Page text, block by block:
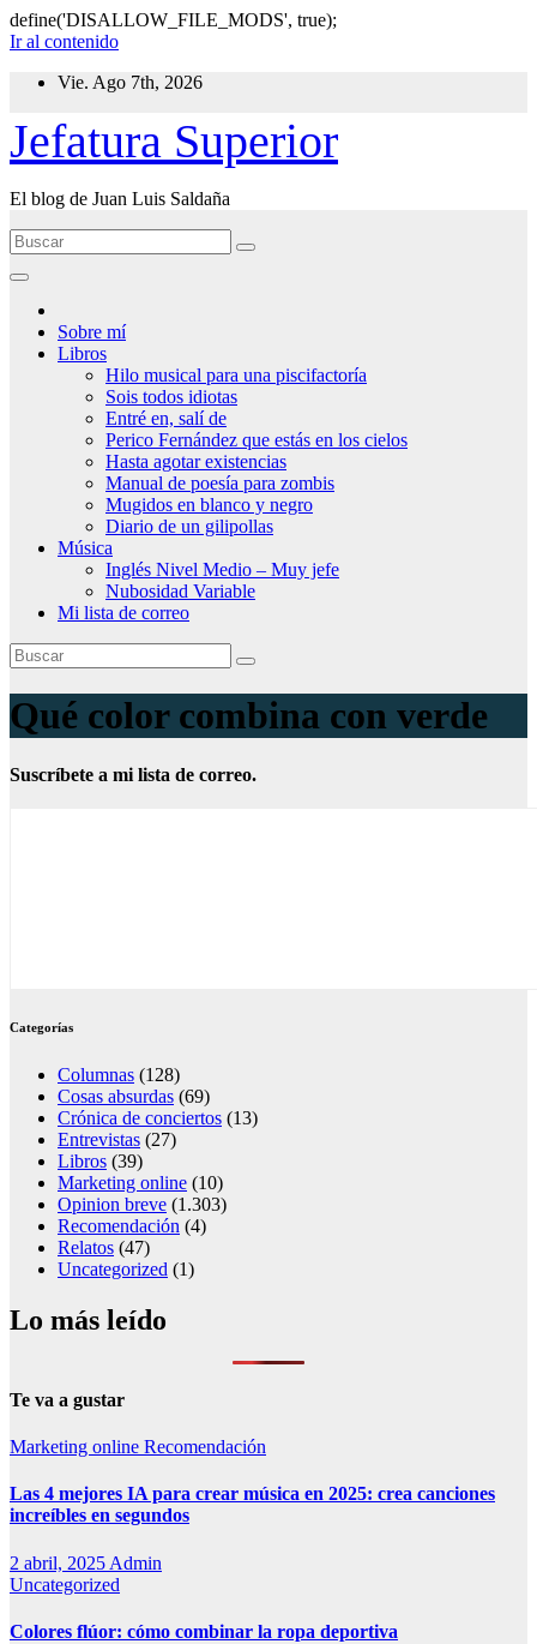
define('DISALLOW_FILE_MODS', true);
Ir al contenido
Vie. Ago 7th, 2026
Jefatura Superior
El blog de Juan Luis Saldaña
Sobre mí
Libros
Hilo musical para una piscifactoría
Sois todos idiotas
Entré en, salí de
Perico Fernández que estás en los cielos
Hasta agotar existencias
Manual de poesía para zombis
Mugidos en blanco y negro
Diario de un gilipollas
Música
Inglés Nivel Medio – Muy jefe
Nubosidad Variable
Mi lista de correo
Qué color combina con verde
Suscríbete a mi lista de correo.
Categorías
Columnas (128)
Cosas absurdas (69)
Crónica de conciertos (13)
Entrevistas (27)
Libros (39)
Marketing online (10)
Opinion breve (1.303)
Recomendación (4)
Relatos (47)
Uncategorized (1)
Lo más leído
Te va a gustar
Marketing online Recomendación
Las 4 mejores IA para crear música en 2025: crea canciones
increíbles en segundos
2 abril, 2025 Admin
Uncategorized
Colores flúor: cómo combinar la ropa deportiva